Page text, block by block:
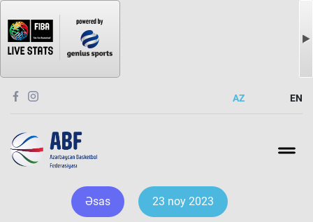
AZ EN
Əsas 23 noy 2023